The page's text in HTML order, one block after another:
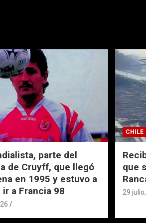
parte del
de Cruyff, que llegó
en 1995 y estuvo a
a Francia 98
CHILE
que
29